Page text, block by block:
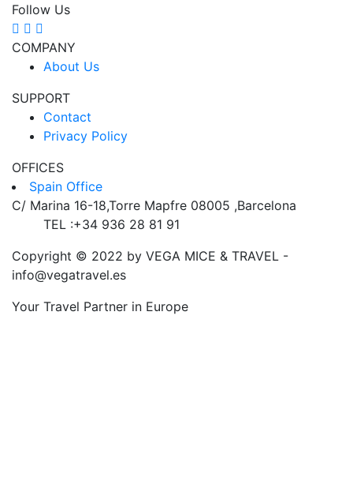
Follow Us
COMPANY
About Us
SUPPORT
Contact
Privacy Policy
OFFICES
Spain Office
C/ Marina 16-18,Torre Mapfre 08005 ,Barcelona
TEL :+34 936 28 81 91
Copyright © 2022 by VEGA MICE & TRAVEL -
info@vegatravel.es
Your Travel Partner in Europe